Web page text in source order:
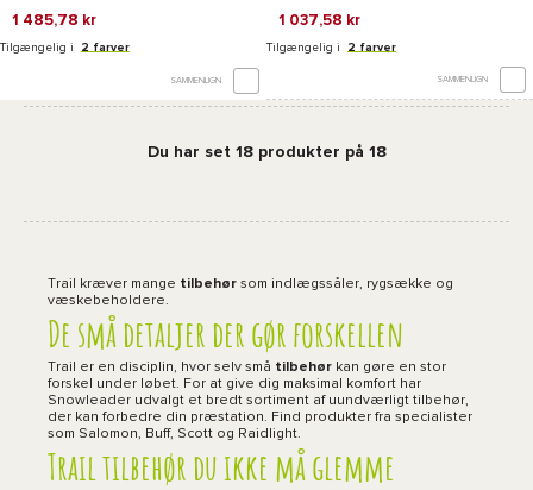
1 485,78 kr
Tilgængelig i 2 farver
SAMMENLIGN
1 037,58 kr
Tilgængelig i 2 farver
SAMMENLIGN
Du har set 18 produkter på 18
Trail kræver mange tilbehør som indlægssåler, rygsække og
væskebeholdere.
De små detaljer der gør forskellen
Trail er en disciplin, hvor selv små tilbehør kan gøre en stor
forskel under løbet. For at give dig maksimal komfort har
Snowleader udvalgt et bredt sortiment af uundværligt tilbehør,
der kan forbedre din præstation. Find produkter fra specialister
som Salomon, Buff, Scott og Raidlight.
Trail tilbehør du ikke må glemme